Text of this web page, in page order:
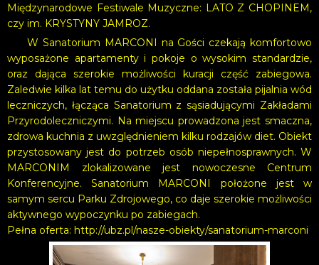
Międzynarodowe Festiwale Muzyczne: LATO Z CHOPINEM,
czy im. KRYSTYNY JAMROZ.
W Sanatorium MARCONI na Gości czekają komfortowo
wyposażone apartamenty i pokoje o wysokim standardzie,
oraz dająca szerokie możliwości kuracji część zabiegowa.
Zaledwie kilka lat temu do użytku oddana została pijalnia wód
leczniczych, łącząca Sanatorium z sąsiadującymi Zakładami
Przyrodoleczniczymi. Na miejscu prowadzona jest smaczna,
zdrowa kuchnia z uwzględnieniem kilku rodzajów diet. Obiekt
przystosowany jest do potrzeb osób niepełnosprawnych. W
MARCONIM zlokalizowane jest nowoczesne Centrum
Konferencyjne. Sanatorium MARCONI położone jest w
samym sercu Parku Zdrojowego, co daje szerokie możliwości
aktywnego wypoczynku po zabiegach.
Pełna oferta: http://ubz.pl/nasze-obiekty/sanatorium-marconi